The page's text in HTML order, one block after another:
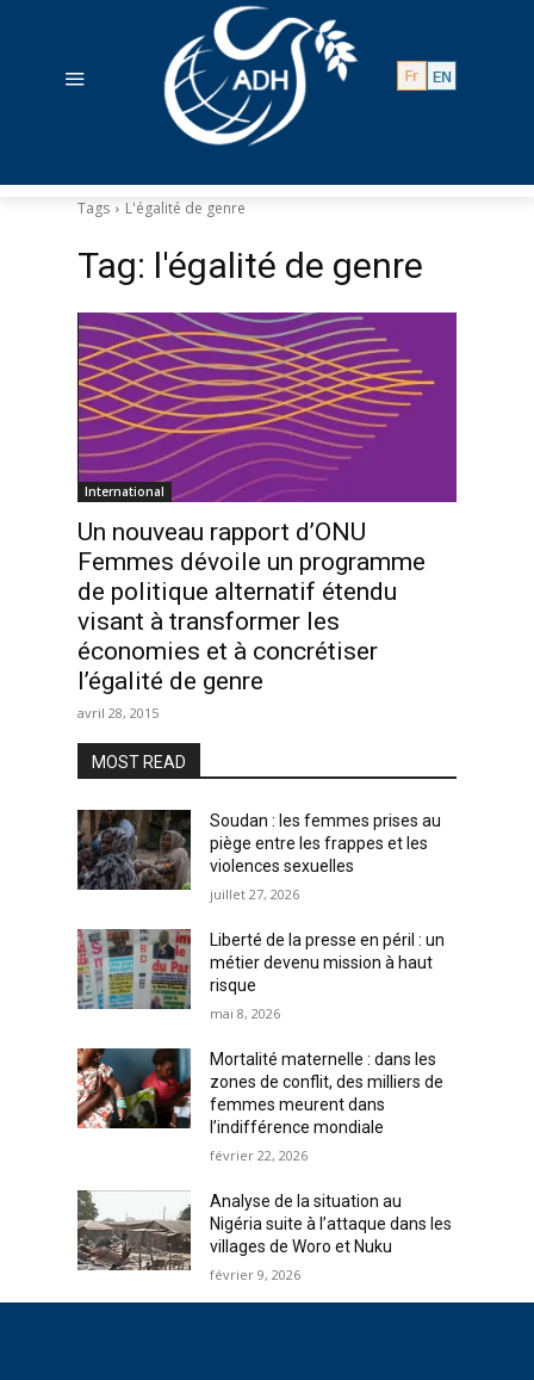
Tags L'égalité de genre
Tag: l'égalité de genre
International
Un nouveau rapport d’ONU
Femmes dévoile un programme
de politique alternatif étendu
visant à transformer les
économies et à concrétiser
l’égalité de genre
avril 28, 2015
MOST READ
Soudan : les femmes prises au
piège entre les frappes et les
violences sexuelles
juillet 27, 2026
Liberté de la presse en péril : un
métier devenu mission à haut
risque
mai 8, 2026
Mortalité maternelle : dans les
zones de conflit, des milliers de
femmes meurent dans
l’indifférence mondiale
février 22, 2026
Analyse de la situation au
Nigéria suite à l’attaque dans les
villages de Woro et Nuku
février 9, 2026